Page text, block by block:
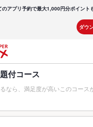
のアプリ予約で最大1,000円分ポイント
ダウ
付コース
なら、満足度が高いこのコース